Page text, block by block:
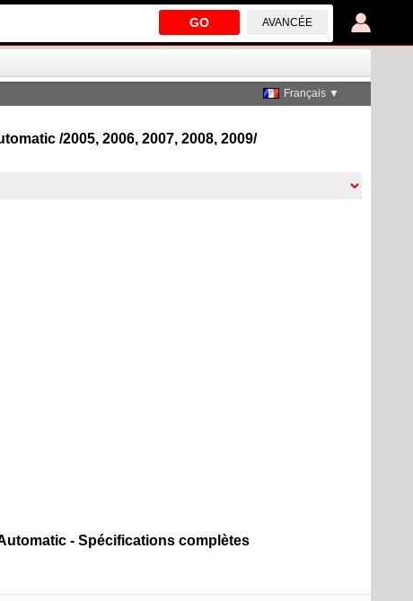
GO AVANCÉE
Français ▼
/2005, 2006, 2007, 2008, 2009/
- Spécifications complètes